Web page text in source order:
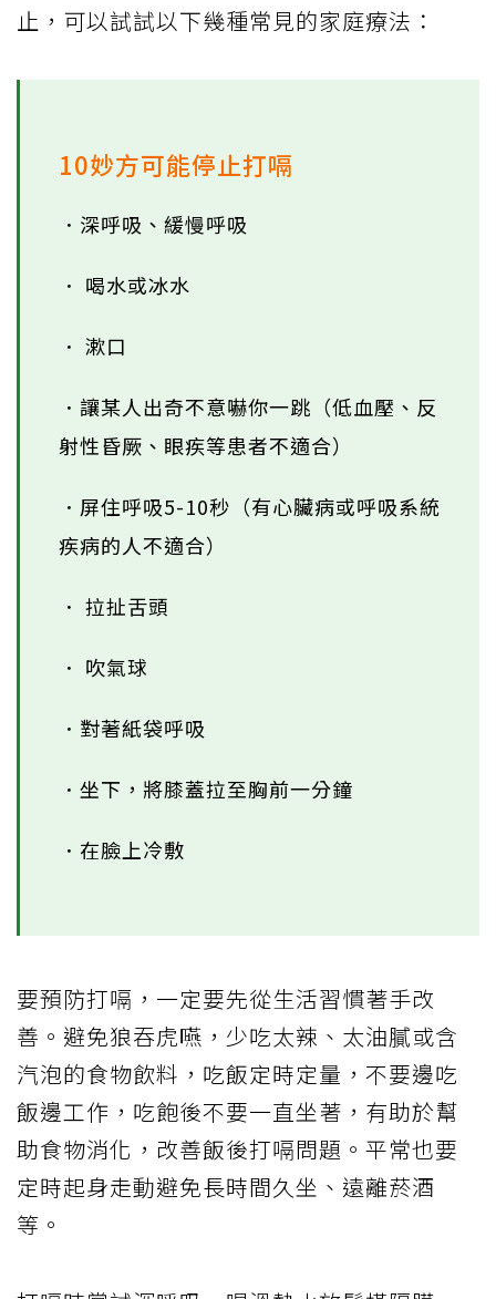
止，可以試試以下幾種常見的家庭療法：
10妙方可能停止打嗝
．深呼吸、緩慢呼吸
． 喝水或冰水
． 漱口
．讓某人出奇不意嚇你一跳（低血壓、反
射性昏厥、眼疾等患者不適合）
．屏住呼吸5-10秒（有心臟病或呼吸系統
疾病的人不適合）
． 拉扯舌頭
． 吹氣球
．對著紙袋呼吸
．坐下，將膝蓋拉至胸前一分鐘
．在臉上冷敷
要預防打嗝，一定要先從生活習慣著手改
善。避免狼吞虎嚥，少吃太辣、太油膩或含
汽泡的食物飲料，吃飯定時定量，不要邊吃
飯邊工作，吃飽後不要一直坐著，有助於幫
助食物消化，改善飯後打嗝問題。平常也要
定時起身走動避免長時間久坐、遠離菸酒
等。